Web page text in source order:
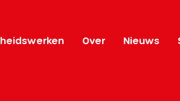
Over Nieuws